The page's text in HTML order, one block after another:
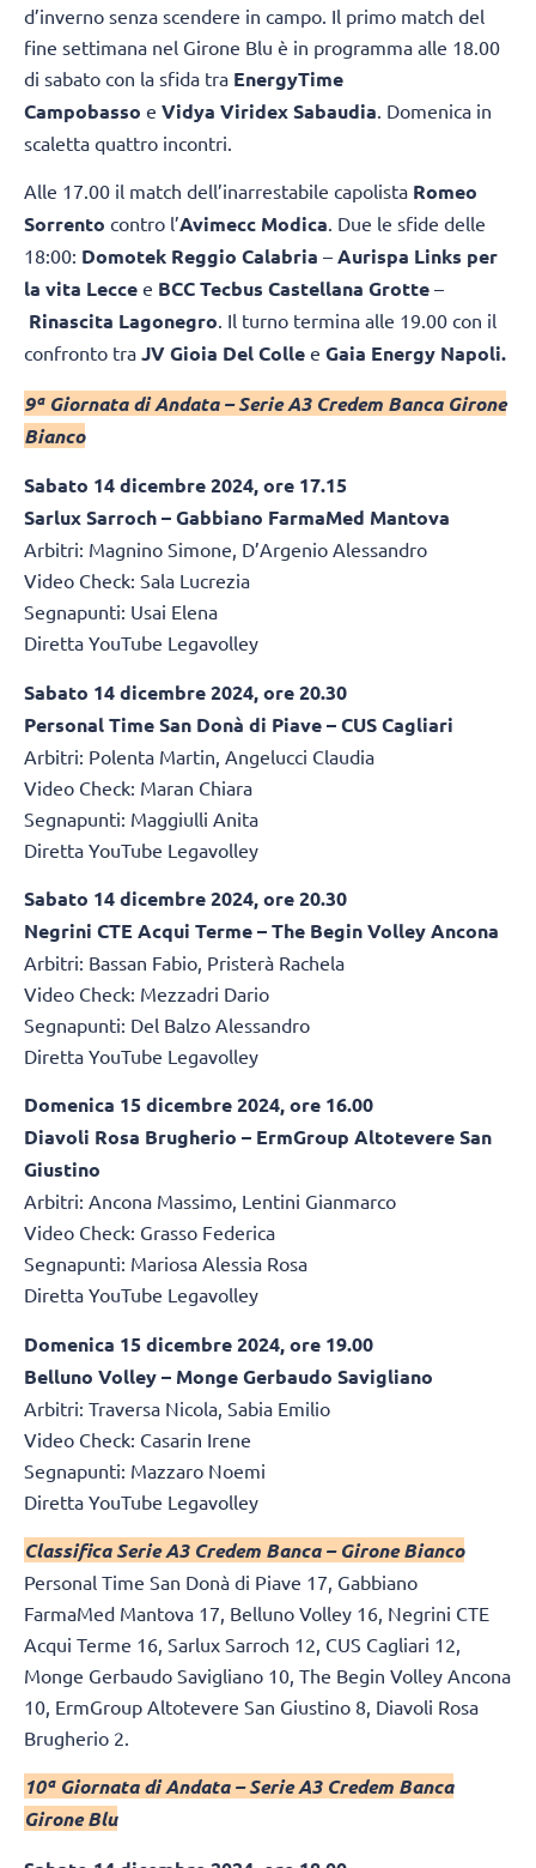
d’inverno senza scendere in campo. Il primo match del
fine settimana nel Girone Blu è in programma alle 18.00
di sabato con la sfida tra EnergyTime
Campobasso e Vidya Viridex Sabaudia . Domenica in
scaletta quattro incontri.
Alle 17.00 il match dell’inarrestabile capolista Romeo
Sorrento contro l’Avimecc Modica. Due le sfide delle
18:00: Domotek Reggio Calabria – Aurispa Links per
la vita Lecce e BCC Tecbus Castellana Grotte –
Rinascita Lagonegro. Il turno termina alle 19.00 con il
confronto tra JV Gioia Del Colle e Gaia Energy Napoli.
9ª Giornata di Andata – Serie A3 Credem Banca Girone
Bianco
Sabato 14 dicembre 2024, ore 17.15
Sarlux Sarroch – Gabbiano FarmaMed Mantova
Arbitri: Magnino Simone, D’Argenio Alessandro
Video Check: Sala Lucrezia
Segnapunti: Usai Elena
Diretta YouTube Legavolley
Sabato 14 dicembre 2024, ore 20.30
Personal Time San Donà di Piave – CUS Cagliari
Arbitri: Polenta Martin, Angelucci Claudia
Video Check: Maran Chiara
Segnapunti: Maggiulli Anita
Diretta YouTube Legavolley
Sabato 14 dicembre 2024, ore 20.30
Negrini CTE Acqui Terme – The Begin Volley Ancona
Arbitri: Bassan Fabio, Pristerà Rachela
Video Check: Mezzadri Dario
Segnapunti: Del Balzo Alessandro
Diretta YouTube Legavolley
Domenica 15 dicembre 2024, ore 16.00
Diavoli Rosa Brugherio – ErmGroup Altotevere San
Giustino
Arbitri: Ancona Massimo, Lentini Gianmarco
Video Check: Grasso Federica
Segnapunti: Mariosa Alessia Rosa
Diretta YouTube Legavolley
Domenica 15 dicembre 2024, ore 19.00
Belluno Volley – Monge Gerbaudo Savigliano
Arbitri: Traversa Nicola, Sabia Emilio
Video Check: Casarin Irene
Segnapunti: Mazzaro Noemi
Diretta YouTube Legavolley
Classifica Serie A3 Credem Banca – Girone Bianco
Personal Time San Donà di Piave 17, Gabbiano
FarmaMed Mantova 17, Belluno Volley 16, Negrini CTE
Acqui Terme 16, Sarlux Sarroch 12, CUS Cagliari 12,
Monge Gerbaudo Savigliano 10, The Begin Volley Ancona
10, ErmGroup Altotevere San Giustino 8, Diavoli Rosa
Brugherio 2.
10ª Giornata di Andata – Serie A3 Credem Banca
Girone Blu